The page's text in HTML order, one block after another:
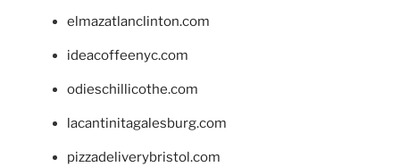
elmazatlanclinton.com
ideacoffeenyc.com
odieschillicothe.com
lacantinitagalesburg.com
pizzadeliverybristol.com